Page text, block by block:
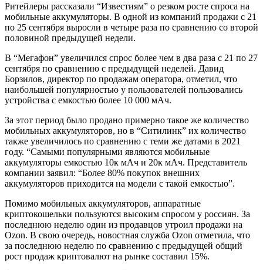
Ритейлеры рассказали “Известиям” о резком росте спроса на
мобильные аккумуляторы. В одной из компаний продажи с 21
по 25 сентября выросли в четыре раза по сравнению со второй
половиной предыдущей недели.
В “Мегафон” увеличился спрос более чем в два раза с 21 по 27
сентября по сравнению с предыдущей неделей. Давид
Борзилов, директор по продажам оператора, отметил, что
наибольшей популярностью у пользователей пользовались
устройства с емкостью более 10 000 мАч.
За этот период было продано примерно такое же количество
мобильных аккумуляторов, но в “Ситилинк” их количество
также увеличилось по сравнению с теми же датами в 2021
году. “Самыми популярными являются мобильные
аккумуляторы емкостью 10к мАч и 20к мАч. Представитель
компании заявил: “Более 80% покупок внешних
аккумуляторов приходится на модели с такой емкостью”.
Помимо мобильных аккумуляторов, аппаратные
криптокошельки пользуются высоким спросом у россиян. За
последнюю неделю один из продавцов утроил продажи на
Ozon. В свою очередь, новостная служба Ozon отметила, что
за последнюю неделю по сравнению с предыдущей общий
рост продаж криптовалют на рынке составил 15%.